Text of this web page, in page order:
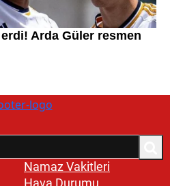
Namaz Vakitleri
Hava Durumu